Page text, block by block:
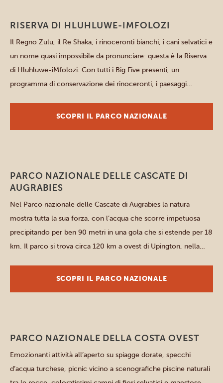
Parchi orientali
RISERVA DI HLUHLUWE-IMFOLOZI
Il Regno Zulu, il Re Shaka, i rinoceronti bianchi, i cani selvatici e
un nome quasi impossibile da pronunciare: questa è la Riserva
di Hluhluwe-iMfolozi. Con tutti i Big Five presenti, un
programma di conservazione dei rinoceronti, i paesaggi
uccelli, questo parco nella provincia di […]
SCOPRI IL PARCO NAZIONALE
Parchi del Nord
PARCO NAZIONALE DELLE CASCATE DI
AUGRABIES
Nel Parco nazionale delle Cascate di Augrabies la natura
mostra tutta la sua forza, con l’acqua che scorre impetuosa
precipitando per ben 90 metri in una gola che si estende per 18
km. Il parco si trova circa 120 km a ovest di Upington, nella
maestoso fiume […]
SCOPRI IL PARCO NAZIONALE
Parchi del Sud
PARCO NAZIONALE DELLA COSTA OVEST
Emozionanti attività all’aperto su spiagge dorate, specchi
d’acqua turchese, picnic vicino a scenografiche piscine naturali